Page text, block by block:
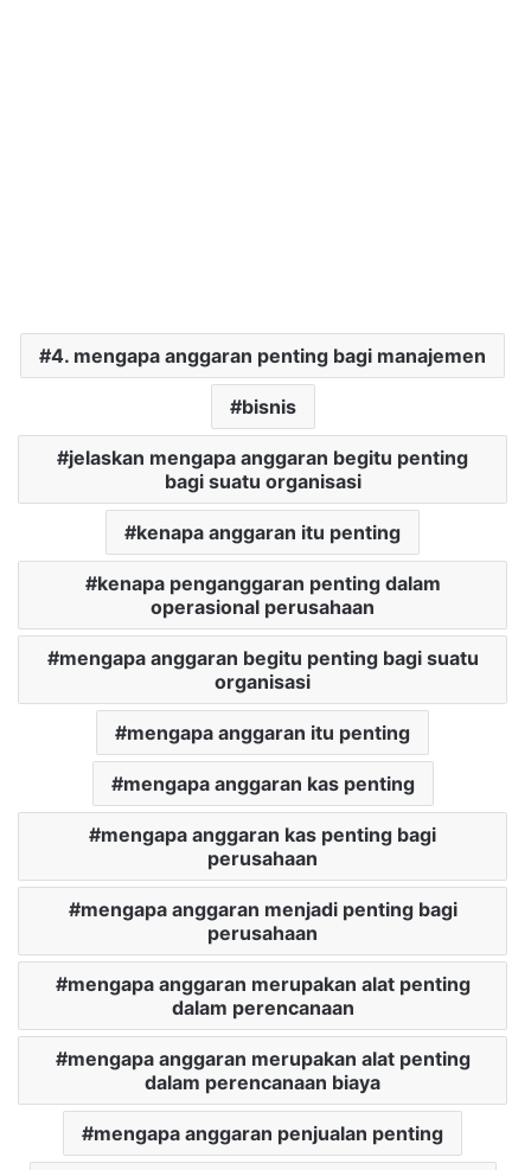
4. mengapa anggaran penting bagi manajemen
bisnis
jelaskan mengapa anggaran begitu penting
bagi suatu organisasi
kenapa anggaran itu penting
kenapa penganggaran penting dalam
operasional perusahaan
mengapa anggaran begitu penting bagi suatu
organisasi
mengapa anggaran itu penting
mengapa anggaran kas penting
mengapa anggaran kas penting bagi
perusahaan
mengapa anggaran menjadi penting bagi
perusahaan
mengapa anggaran merupakan alat penting
dalam perencanaan
mengapa anggaran merupakan alat penting
dalam perencanaan biaya
mengapa anggaran penjualan penting